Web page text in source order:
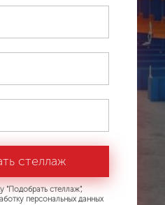
"Подобрать стеллаж",
персональных данных